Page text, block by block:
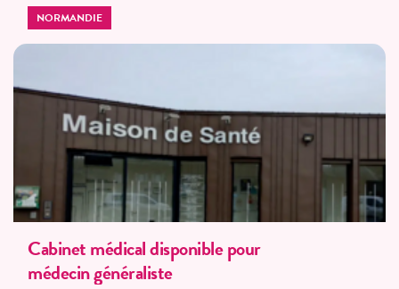
NORMANDIE
Cabinet médical disponible pour
médecin généraliste